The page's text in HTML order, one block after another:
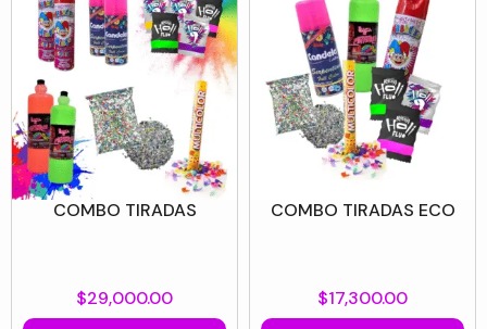
COMBO TIRADAS
$29,000.00
COMBO TIRADAS ECO
$17,300.00